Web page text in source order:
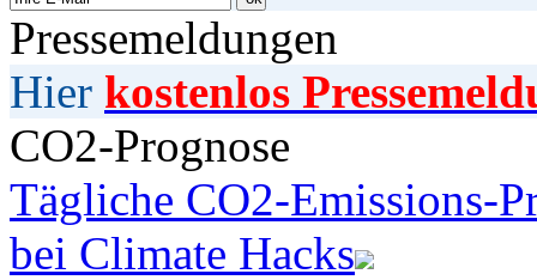
Pressemeldungen
Hier kostenlos
CO2-Prognose
Tägliche CO2-Emissions-
bei Climate Hacks